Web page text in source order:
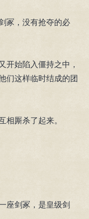
，没有抢夺的必
始陷入僵持之中，
们这样临时结成的团
厮杀了起来。
剑冢，是皇级剑